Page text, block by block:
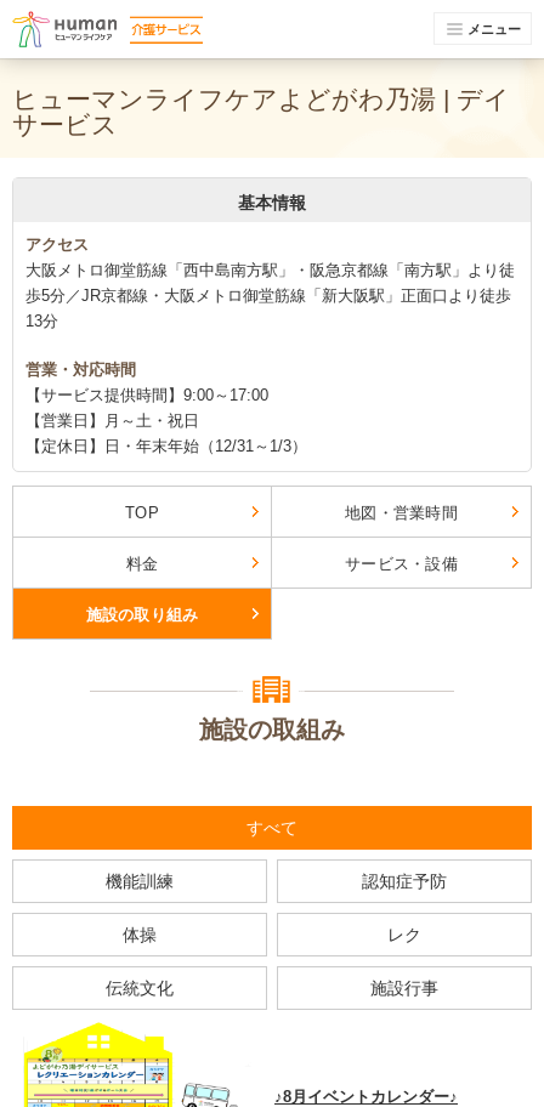
メニュー
ヒューマンライフケアよどがわ乃湯 | デイ
サービス
基本情報
アクセス
大阪メトロ御堂筋線「西中島南方駅」・阪急京都線「南方駅」より徒
歩5分／JR京都線・大阪メトロ御堂筋線「新大阪駅」正面口より徒歩
13分
営業・対応時間
【サービス提供時間】9:00～17:00
【営業日】月～土・祝日
【定休日】日・年末年始（12/31～1/3）
TOP 地図・営業時間
料金 サービス・設備
施設の取り組み
施設の取組み
すべて
機能訓練 認知症予防
体操 レク
伝統文化 施設行事
♪8月イベントカレンダー♪